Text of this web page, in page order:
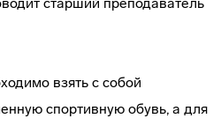
взять с собой
спортивную обувь, а для